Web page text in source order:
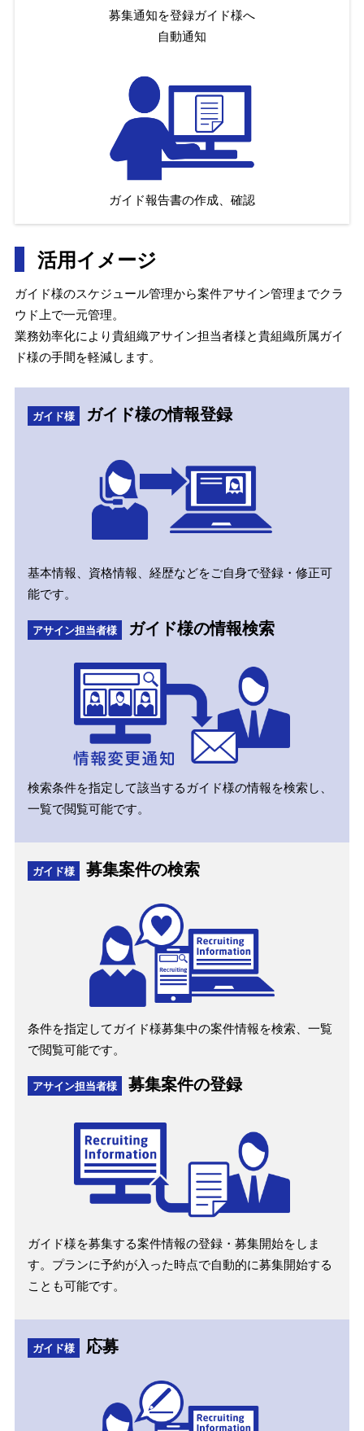
募集通知を登録ガイド様へ
自動通知
ガイド報告書の作成、確認
活用イメージ
ガイド様のスケジュール管理から案件アサイン管理までクラ
ウド上で一元管理。
業務効率化により貴組織アサイン担当者様と貴組織所属ガイ
ド様の手間を軽減します。
ガイド様 ガイド様の情報登録
基本情報、資格情報、経歴などをご自身で登録・修正可
能です。
アサイン担当者様 ガイド様の情報検索
検索条件を指定して該当するガイド様の情報を検索し、
一覧で閲覧可能です。
ガイド様 募集案件の検索
条件を指定してガイド様募集中の案件情報を検索、一覧
で閲覧可能です。
アサイン担当者様 募集案件の登録
ガイド様を募集する案件情報の登録・募集開始をしま
す。プランに予約が入った時点で自動的に募集開始する
ことも可能です。
ガイド様 応募